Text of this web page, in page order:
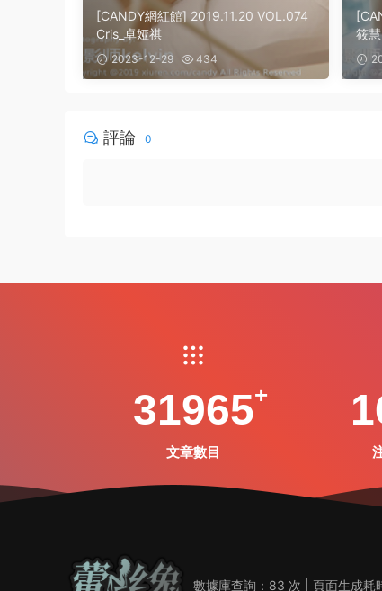
[CANDY網紅館] 2019.11.20 VOL.074
Cris_卓娅祺
2023-12-29 434
筱慧
評論 0
31965
文章數目
數據庫查詢：83 次 | 頁面生成